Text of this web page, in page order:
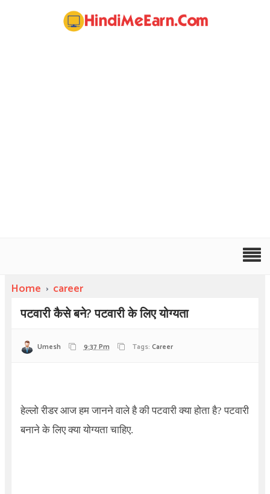
Home › career
पटवारी कैसे बने? पटवारी के लिए योग्यता
Umesh 9:37 Pm Tags: Career
हेल्लो रीडर आज हम जानने वाले है की पटवारी क्या होता है? पटवारी
बनाने के लिए क्या योग्यता चाहिए.